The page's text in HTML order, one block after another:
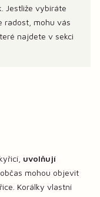
Jestliže vybíráte
radost, mohu vás
najdete v sekci
uvolňují
mohou objevit
Korálky vlastní